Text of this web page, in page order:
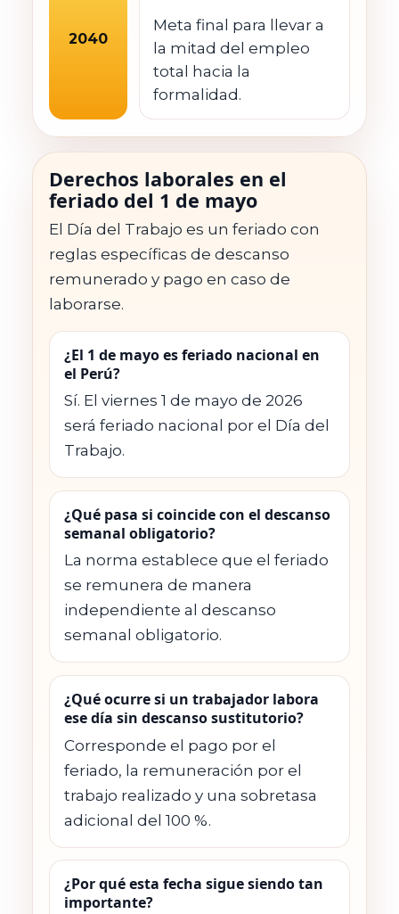
2040
Meta final para llevar a
la mitad del empleo
total hacia la
formalidad.
Derechos laborales en el
feriado del 1 de mayo
El Día del Trabajo es un feriado con
reglas específicas de descanso
remunerado y pago en caso de
laborarse.
¿El 1 de mayo es feriado nacional en
el Perú?
Sí. El viernes 1 de mayo de 2026
será feriado nacional por el Día del
Trabajo.
¿Qué pasa si coincide con el descanso
semanal obligatorio?
La norma establece que el feriado
se remunera de manera
independiente al descanso
semanal obligatorio.
¿Qué ocurre si un trabajador labora
ese día sin descanso sustitutorio?
Corresponde el pago por el
feriado, la remuneración por el
trabajo realizado y una sobretasa
adicional del 100 %.
¿Por qué esta fecha sigue siendo tan
importante?